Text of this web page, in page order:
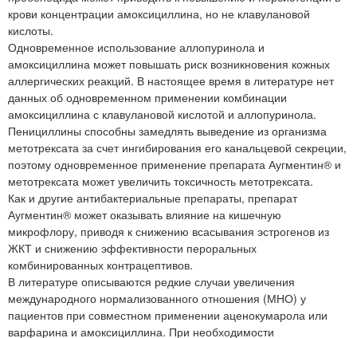
крови концентрации амоксициллина, но не клавулановой
кислоты.
Одновременное использование аллопуринола и
амоксициллина может повышать риск возникновения кожных
аллергических реакций. В настоящее время в литературе нет
данных об одновременном применении комбинации
амоксициллина с клавулановой кислотой и аллопуринола.
Пенициллины способны замедлять выведение из организма
метотрексата за счет ингибирования его канальцевой секреции,
поэтому одновременное применение препарата Аугментин® и
метотрексата может увеличить токсичность метотрексата.
Как и другие антибактериальные препараты, препарат
Аугментин® может оказывать влияние на кишечную
микрофлору, приводя к снижению всасывания эстрогенов из
ЖКТ и снижению эффективности пероральных
комбинированных контрацептивов.
В литературе описываются редкие случаи увеличения
международного нормализованного отношения (МНО) у
пациентов при совместном применении аценокумарола или
варфарина и амоксициллина. При необходимости